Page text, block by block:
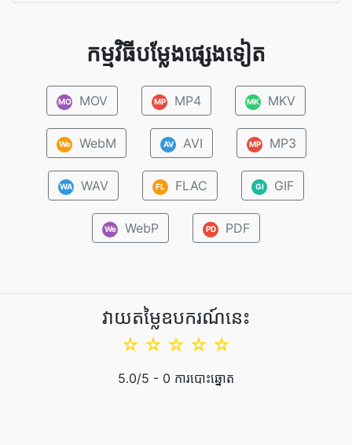
កម្មវិធីបម្លែងផ្សេងទៀត
MO MOV MP MP4 MK MKV
We WebM AV AVI MP MP3
WA WAV FL FLAC GI GIF
We WebP PD PDF
វាយតម្លៃឧបករណ៍នេះ
☆
☆
☆
☆
☆
5.0/5 - 0 ការបោះឆ្នោត